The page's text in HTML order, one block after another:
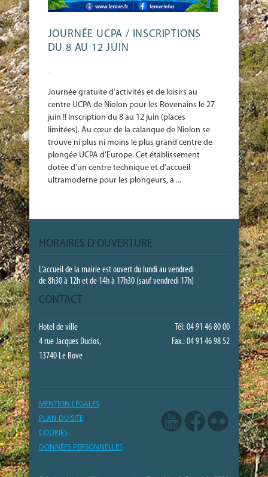
JOURNÉE UCPA / INSCRIPTIONS
DU 8 AU 12 JUIN
-
Journée gratuite d'activités et de loisirs au
centre UCPA de Niolon pour les Rovenains le 27
juin !! Inscription du 8 au 12 juin (places
limitées). Au cœur de la calanque de Niolon se
trouve ni plus ni moins le plus grand centre de
plongée UCPA d’Europe. Cet établissement
dotée d'un centre technique et d’accueil
ultramoderne pour les plongeurs, a ...
HORAIRES D’OUVERTURE
L’accueil de la mairie est ouvert du lundi au vendredi
de 8h30 à 12h et de 14h à 17h30 (sauf vendredi 17h)
CONTACT
Hotel de ville
Tél: 04 91 46 80 00
4 rue Jacques Duclos,
Fax.: 04 91 46 98 52
13740 Le Rove
MENTION LÉGALES
PLAN DU SITE
COOKIES
DONNÉES PERSONNELLES